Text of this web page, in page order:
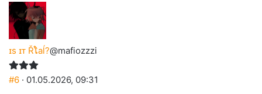
слез
ɪs ɪᴛ Řໂaĺ?@mafiozzzi
#6 · 01.05.2026, 09:31